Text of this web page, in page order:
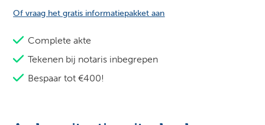
Of vraag het gratis informatiepakket aan
Complete akte
Tekenen bij notaris inbegrepen
Bespaar tot €400!